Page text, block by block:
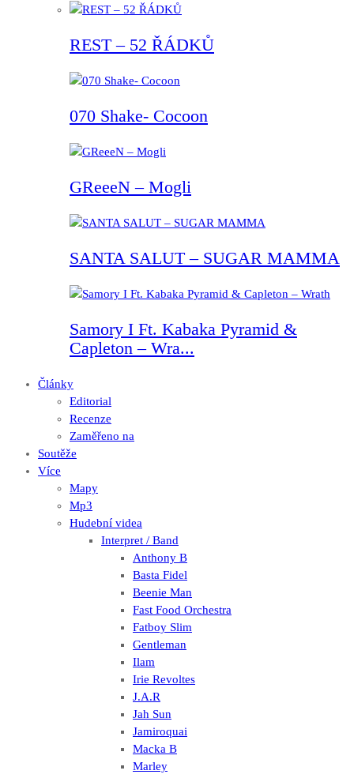
REST – 52 ŘÁDKŮ
070 Shake- Cocoon
GReeeN – Mogli
SANTA SALUT – SUGAR MAMMA
Samory I Ft. Kabaka Pyramid &
Capleton – Wra...
Články
Editorial
Recenze
Zaměřeno na
Soutěže
Více
Mapy
Mp3
Hudební videa
Interpret / Band
Anthony B
Basta Fidel
Beenie Man
Fast Food Orchestra
Fatboy Slim
Gentleman
Ilam
Irie Revoltes
J.A.R
Jah Sun
Jamiroquai
Macka B
Marley